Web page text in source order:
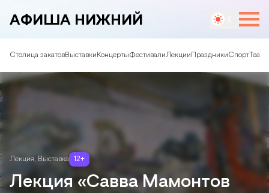
АФИША НИЖНИЙ
Столица закатовВыставкиКонцертыФестивалиЛекции ПраздникиСпорт
Лекция, Выставка 12+
Лекция «Савва Мамонтов